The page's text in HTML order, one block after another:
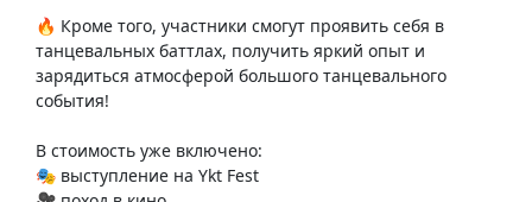
🔥 Кроме того, участники смогут проявить себя в
танцевальных баттлах, получить яркий опыт и
зарядиться атмосферой большого танцевального
события!
В стоимость уже включено:
🎭 выступление на Ykt Fest